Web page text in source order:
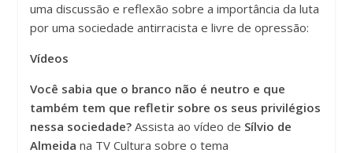
uma discussão e reflexão sobre a importância da luta
por uma sociedade antirracista e livre de opressão:
Vídeos
Você sabia que o branco não é neutro e que
também tem que refletir sobre os seus privilégios
nessa sociedade? Assista ao vídeo de Sílvio de
Almeida na TV Cultura sobre o tema